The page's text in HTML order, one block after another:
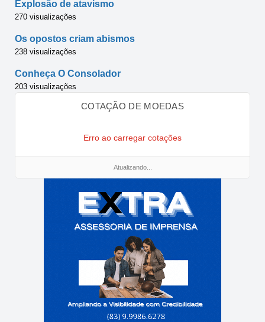
Explosão de atavismo
270 visualizações
Os opostos criam abismos
238 visualizações
Conheça O Consolador
203 visualizações
COTAÇÃO DE MOEDAS
Erro ao carregar cotações
Atualizando...